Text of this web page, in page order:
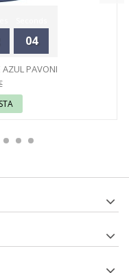
04
AZUL PAVONI